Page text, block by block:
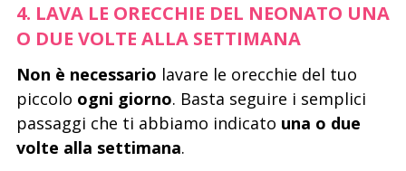
4. LAVA LE ORECCHIE DEL NEONATO UNA
O DUE VOLTE ALLA SETTIMANA
Non è necessario lavare le orecchie del tuo
piccolo ogni giorno. Basta seguire i semplici
passaggi che ti abbiamo indicato una o due
volte alla settimana.